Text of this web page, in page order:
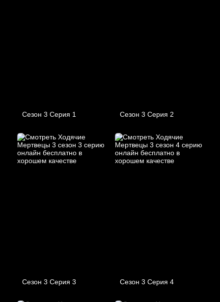
Сезон 3 Серия 1 Сезон 3 Серия 2
Сезон 3 Серия 3 Сезон 3 Серия 4